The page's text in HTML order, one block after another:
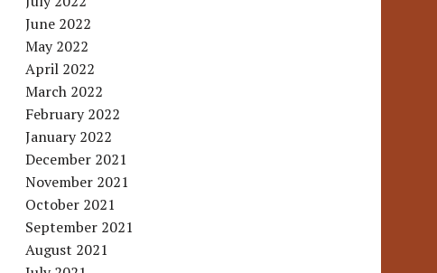
June 2022
May 2022
April 2022
March 2022
February 2022
January 2022
December 2021
November 2021
October 2021
September 2021
August 2021